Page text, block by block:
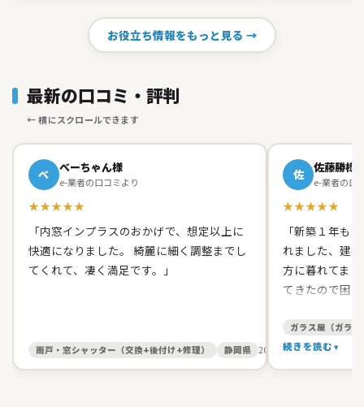
お役立ち情報をもっと見る →
最新の口コミ・評判
べ べーちゃん様
e-業者の口コミより
★★★★★
「内窓インプラスのおかげで、想定以上に
快適になりました。 綺麗に細く調整までし
てくれて、凄く満足です。」
雨戸・窓シャッター（交換+後付け+修理） 静岡県 2026/05/27
佐 佐藤勝様
e-業者の口
★★★★★
「新築１年も
れました、建
方に暮れてま
てきたので困
た。 有償でし
て、バッチリ
す。 信頼出来
ガラス屋（ガラ
続きを読む